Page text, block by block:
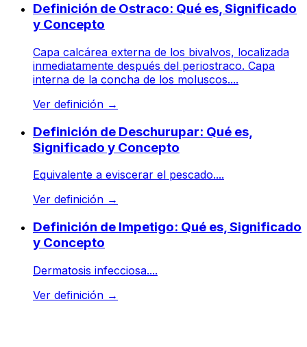
Definición de Ostraco: Qué es, Significado
y Concepto
Capa calcárea externa de los bivalvos, localizada
inmediatamente después del periostraco. Capa
interna de la concha de los moluscos....
Ver definición →
Definición de Deschurupar: Qué es,
Significado y Concepto
Equivalente a eviscerar el pescado....
Ver definición →
Definición de Impetigo: Qué es, Significado
y Concepto
Dermatosis infecciosa....
Ver definición →